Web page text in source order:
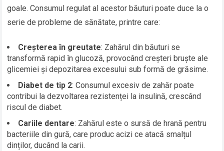
goale. Consumul regulat al acestor băuturi poate duce la o
serie de probleme de sănătate, printre care:
Creșterea în greutate: Zahărul din băuturi se
transformă rapid în glucoză, provocând creșteri bruște ale
glicemiei și depozitarea excesului sub formă de grăsime.
Diabet de tip 2: Consumul excesiv de zahăr poate
contribui la dezvoltarea rezistenței la insulină, crescând
riscul de diabet.
Cariile dentare: Zahărul este o sursă de hrană pentru
bacteriile din gură, care produc acizi ce atacă smalțul
dinților, ducând la carii.